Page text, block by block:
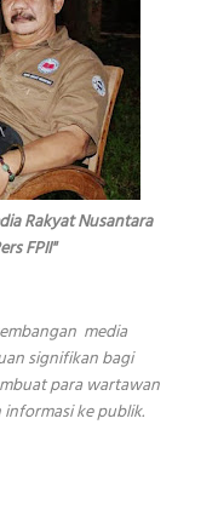
Rakyat Nusantara
FPII"
media
signifikan bagi
para wartawan
ke publik.